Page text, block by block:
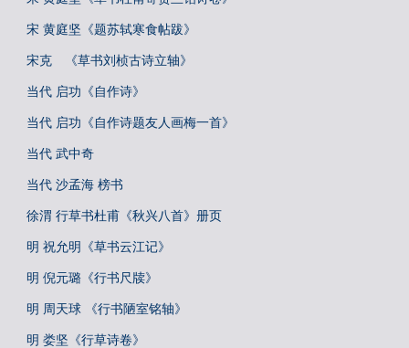
宋 黄庭坚《题苏轼寒食帖跋》
宋克 《草书刘桢古诗立轴》
当代 启功《自作诗》
当代 启功《自作诗题友人画梅一首》
当代 武中奇
当代 沙孟海 榜书
徐渭 行草书杜甫《秋兴八首》册页
明 祝允明《草书云江记》
明 倪元璐《行书尺牍》
明 周天球 《行书陋室铭轴》
明 娄坚《行草诗卷》